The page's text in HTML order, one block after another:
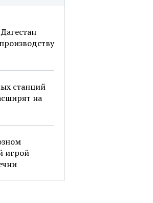
станций
на
игрой